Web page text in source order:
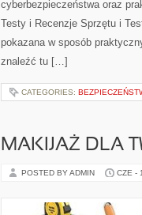
cyberbezpieczeństwa oraz
Testy i Recenzje Sprzętu i
pokazana w sposób
znaleźć tu […]
CATEGORIES:
MAKIJAŻ DLA
POSTED BY ADMIN CZE -